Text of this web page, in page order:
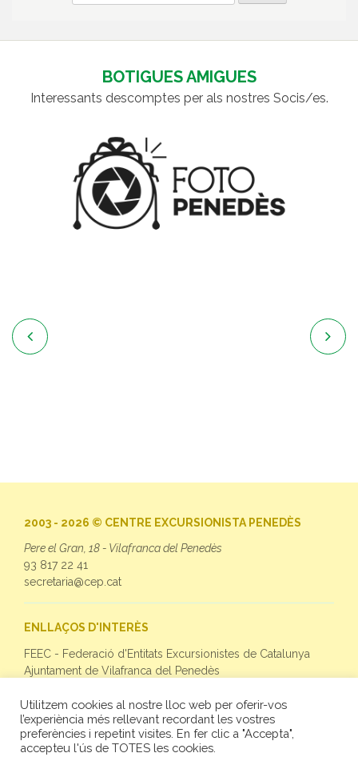
BOTIGUES AMIGUES
Interessants descomptes per als nostres Socis/es.
 
2003 - 2026 © CENTRE EXCURSIONISTA PENEDÈS
Pere el Gran, 18 - Vilafranca del Penedès
93 817 22 41
secretaria@cep.cat
ENLLAÇOS D'INTERÈS
FEEC - Federació d'Entitats Excursionistes de Catalunya
Ajuntament de Vilafranca del Penedès
SEGUEIX-NOS
Facebook
Utilitzem cookies al nostre lloc web per oferir-vos
l’experiència més rellevant recordant les vostres
preferències i repetint visites. En fer clic a "Accepta",
accepteu l'ús de TOTES les cookies.